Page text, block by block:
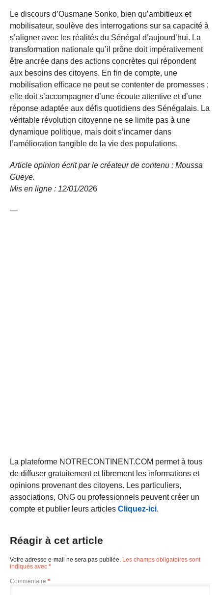
Le discours d’Ousmane Sonko, bien qu’ambitieux et
mobilisateur, soulève des interrogations sur sa capacité à
s’aligner avec les réalités du Sénégal d’aujourd’hui. La
transformation nationale qu’il prône doit impérativement
être ancrée dans des actions concrètes qui répondent
aux besoins des citoyens. En fin de compte, une
mobilisation efficace ne peut se contenter de promesses ;
elle doit s’accompagner d’une écoute attentive et d’une
réponse adaptée aux défis quotidiens des Sénégalais. La
véritable révolution citoyenne ne se limite pas à une
dynamique politique, mais doit s’incarner dans
l’amélioration tangible de la vie des populations.
Article opinion écrit par le créateur de contenu : Moussa
Gueye.
Mis en ligne : 12/01/2026
—
La plateforme NOTRECONTINENT.COM permet à tous
de diffuser gratuitement et librement les informations et
opinions provenant des citoyens. Les particuliers,
associations, ONG ou professionnels peuvent créer un
compte et publier leurs articles Cliquez-ici.
Réagir à cet article
Votre adresse e-mail ne sera pas publiée. Les champs obligatoires sont
indiqués avec *
Commentaire *